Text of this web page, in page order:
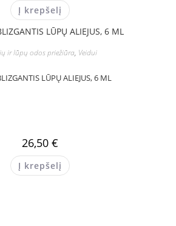
Į krepšelį
ir lūpų odos priežiūra, Veidui
LŪPŲ ALIEJUS, 6 ML
26,50 €
Į krepšelį